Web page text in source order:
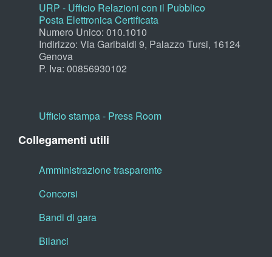
URP - Ufficio Relazioni con il Pubblico
Posta Elettronica Certificata
Numero Unico: 010.1010
Indirizzo: Via Garibaldi 9, Palazzo Tursi, 16124
Genova
P. Iva: 00856930102
Ufficio stampa - Press Room
Collegamenti utili
Amministrazione trasparente
Concorsi
Bandi di gara
Bilanci